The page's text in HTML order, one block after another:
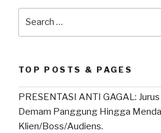
A
p
b
o
k
TOP POSTS & PAGES
PRESENTASI ANTI GAGAL:
Demam Panggung Hingga
Klien/Boss/Audiens.